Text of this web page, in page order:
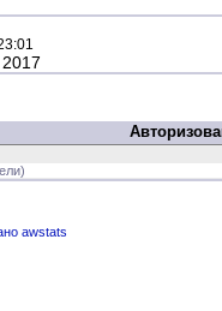
awstats